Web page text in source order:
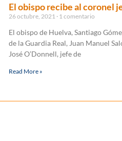
El obispo recibe al coronel
26 octubre, 2021 1 comentario
El obispo de Huelva, Santiago
de la Guardia Real, Juan Manuel
José O’Donnell, jefe de
Read More »